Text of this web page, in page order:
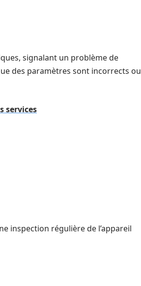
signalant un problème de
des paramètres sont incorrects ou
services
inspection régulière de l’appareil